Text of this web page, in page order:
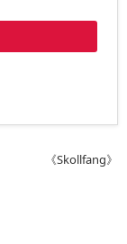
《Skollfang》